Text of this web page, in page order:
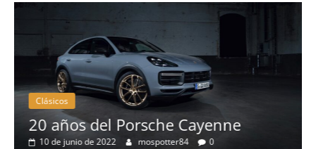
Clásicos
20 años del Porsche Cayenne
10 de junio de 2022 mospotter84 0